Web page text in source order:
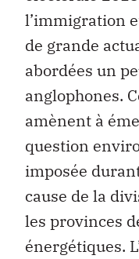
l’immigration
de grande
abordées un
anglophones.
amènent à
question
imposée
cause de la
les provinces
énergétiques.